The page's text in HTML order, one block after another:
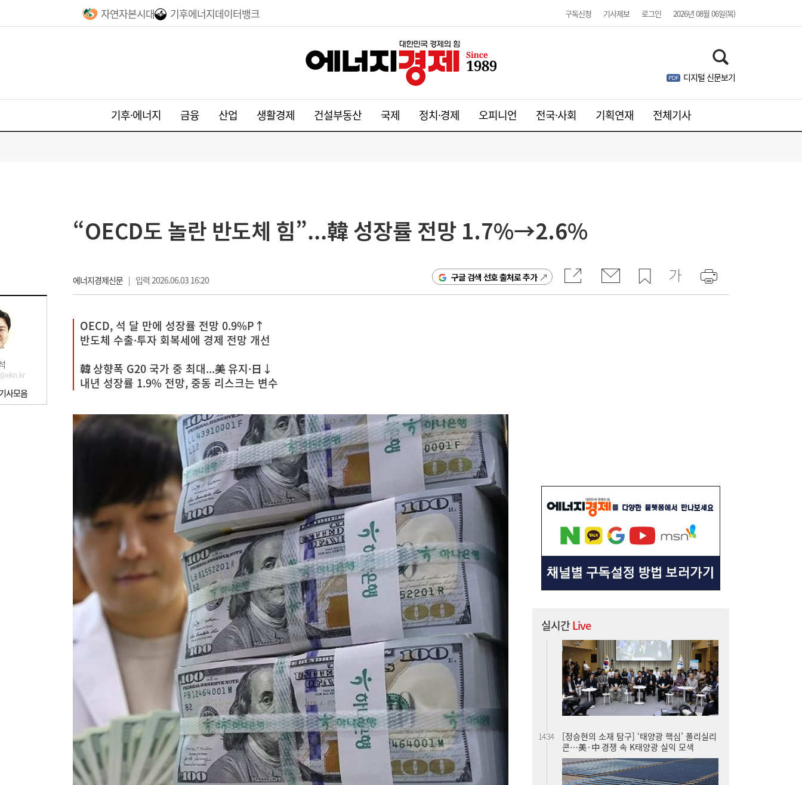
자연자본시대 기후에너지데이터뱅크 구독신청 기사제보 로그인 2026년 08월 06일(목)
디지털 신문보기
기후·에너지 금융 산업 생활경제 건설부동산 국제 정치·경제 오피니언 전국·사회 기획연재 전체기사
사모음
“OECD도 놀란 반도체 힘”...韓 성장률 전망 1.7%→2.6%
에너지경제신문| 입력 2026.06.03 16:20 구글 검색 선호 출처로 추가
OECD, 석 달 만에 성장률 전망 0.9%P↑
반도체 수출·투자 회복세에 경제 전망 개선
韓 상향폭 G20 국가 중 최대...美 유지·日↓
내년 성장률 1.9% 전망, 중동 리스크는 변수
실시간Live
14:39
“전셋집이 사라졌다”…세제개편 토론회서 쏟
아진 전월세 불안 우려
[정승현의 소재 탐구] ‘태양광 핵심’ 폴리실리
콘…美·中 경쟁 속 K태양광 실익 모색